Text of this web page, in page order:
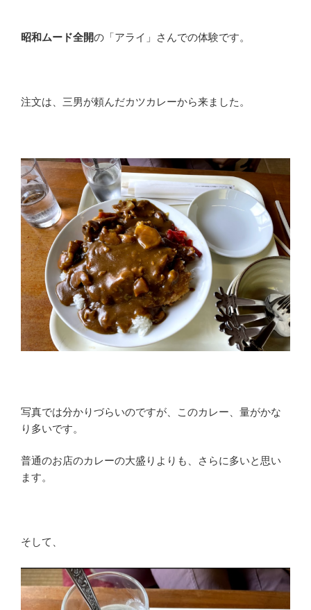
昭和ムード全開の「アライ」さんでの体験です。
注文は、三男が頼んだカツカレーから来ました。
写真では分かりづらいのですが、このカレー、量がかな
り多いです。
普通のお店のカレーの大盛りよりも、さらに多いと思い
ます。
そして、